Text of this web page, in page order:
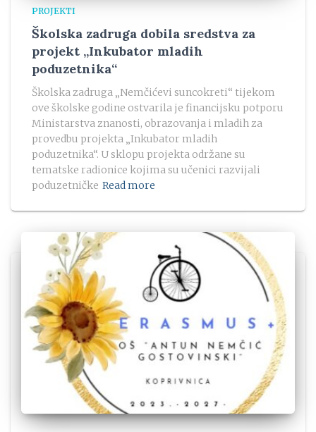
PROJEKTI
Školska zadruga dobila sredstva za
projekt „Inkubator mladih
poduzetnika“
Školska zadruga „Nemčićevi suncokreti“ tijekom
ove školske godine ostvarila je financijsku potporu
Ministarstva znanosti, obrazovanja i mladih za
provedbu projekta „Inkubator mladih
poduzetnika“. U sklopu projekta održane su
tematske radionice kojima su učenici razvijali
poduzetničke Read more